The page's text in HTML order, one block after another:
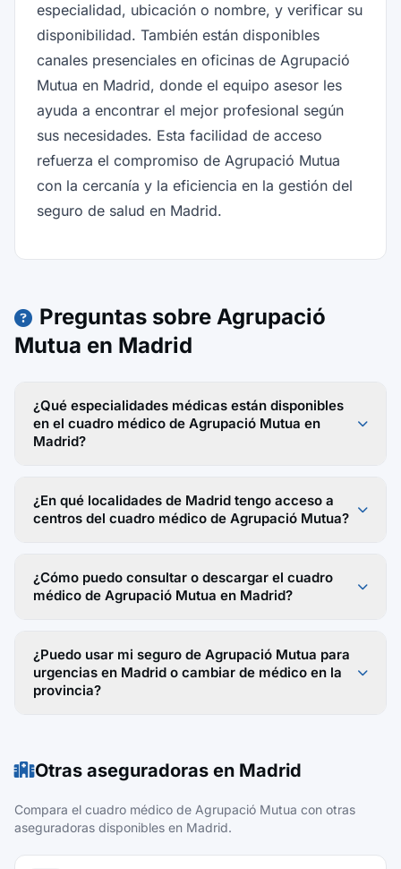
especialidad, ubicación o nombre, y verificar su
disponibilidad. También están disponibles
canales presenciales en oficinas de Agrupació
Mutua en Madrid, donde el equipo asesor les
ayuda a encontrar el mejor profesional según
sus necesidades. Esta facilidad de acceso
refuerza el compromiso de Agrupació Mutua
con la cercanía y la eficiencia en la gestión del
seguro de salud en Madrid.
Preguntas sobre Agrupació
Mutua en Madrid
¿Qué especialidades médicas están disponibles
en el cuadro médico de Agrupació Mutua en
Madrid?
¿En qué localidades de Madrid tengo acceso a
centros del cuadro médico de Agrupació Mutua?
¿Cómo puedo consultar o descargar el cuadro
médico de Agrupació Mutua en Madrid?
¿Puedo usar mi seguro de Agrupació Mutua para
urgencias en Madrid o cambiar de médico en la
provincia?
Otras aseguradoras en Madrid
Compara el cuadro médico de Agrupació Mutua con otras
aseguradoras disponibles en Madrid.